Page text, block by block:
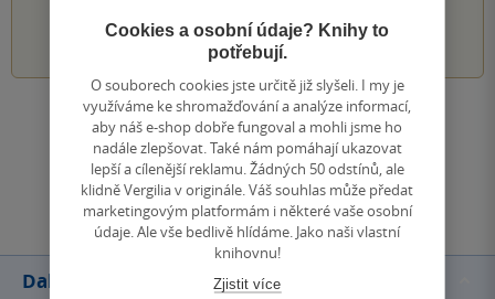
1 2 3 4 5
Zobrazit všechna hodnocení
Přidat hodnocení
Další knihy autora
Cookies a osobní údaje? Knihy to
potřebují.
O souborech cookies jste určitě již slyšeli. I my je
využíváme ke shromažďování a analýze informací,
aby náš e-shop dobře fungoval a mohli jsme ho
nadále zlepšovat. Také nám pomáhají ukazovat
lepší a cílenější reklamu. Žádných 50 odstínů, ale
klidně Vergilia v originále. Váš souhlas může předat
marketingovým platformám i některé vaše osobní
údaje. Ale vše bedlivě hlídáme. Jako naši vlastní
knihovnu!
Zjistit více